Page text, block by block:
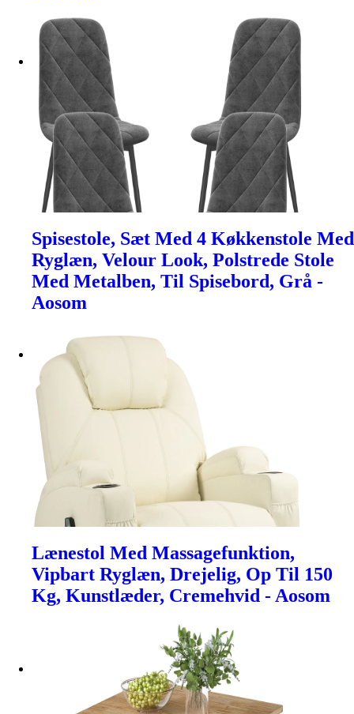
Spisestole, Sæt Med 4 Køkkenstole Med
Ryglæn, Velour Look, Polstrede Stole
Med Metalben, Til Spisebord, Grå -
Aosom
Lænestol Med Massagefunktion,
Vipbart Ryglæn, Drejelig, Op Til 150
Kg, Kunstlæder, Cremehvid - Aosom